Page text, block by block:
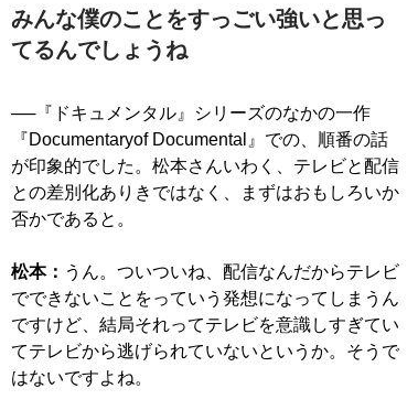
みんな僕のことをすっごい強いと思っ
てるんでしょうね
──『ドキュメンタル』シリーズのなかの一作
『Documentaryof Documental』での、順番の話
が印象的でした。松本さんいわく、テレビと配信
との差別化ありきではなく、まずはおもしろいか
否かであると。
松本： うん。ついついね、配信なんだからテレビ
でできないことをっていう発想になってしまうん
ですけど、結局それってテレビを意識しすぎてい
てテレビから逃げられていないというか。そうで
はないですよね。